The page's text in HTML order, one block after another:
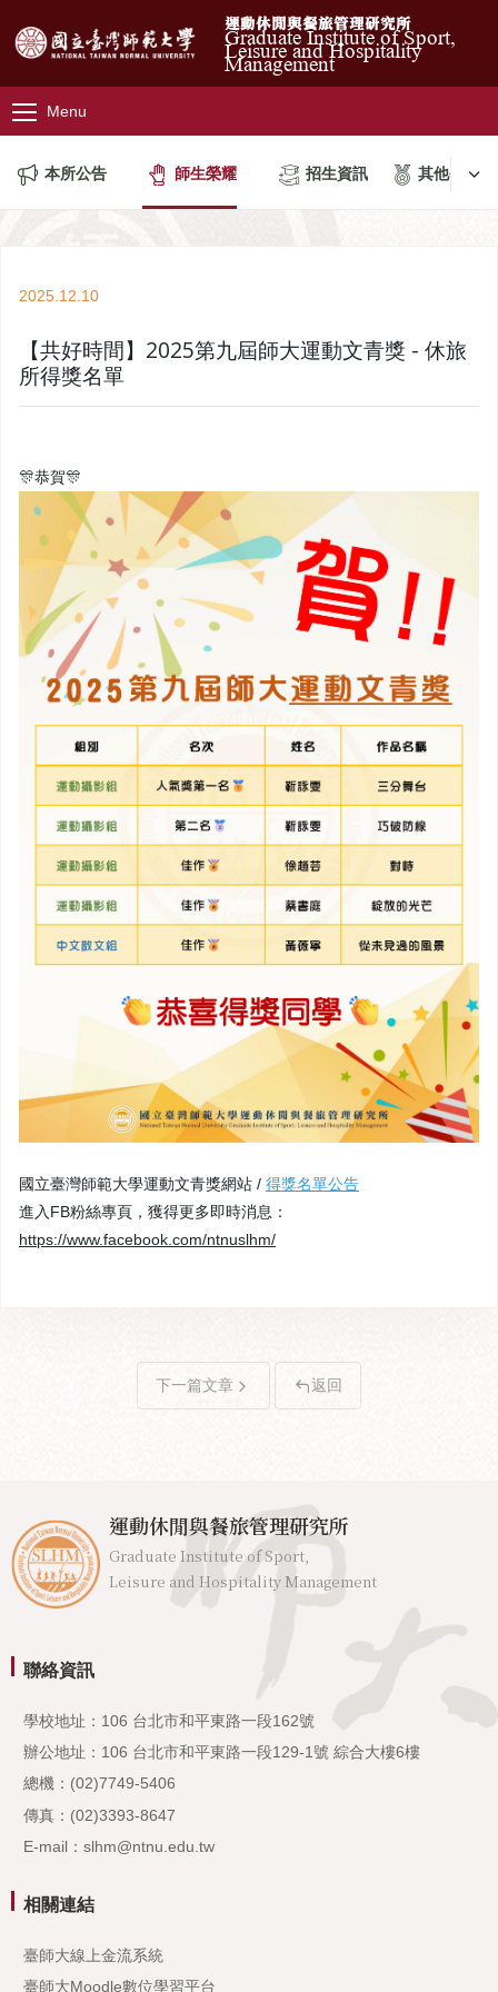
運動休閒與餐旅管理研究所
Graduate Institute of Sport,
Leisure and Hospitality
Management
Menu
本所公告 師生榮耀 招生資訊 其他公告
2025.12.10
【共好時間】2025第九屆師大運動文青獎 - 休旅
所得獎名單
🎊恭賀🎊
國立臺灣師範大學運動文青獎網站 / 得獎名單公告
進入FB粉絲專頁，獲得更多即時消息：
https://www.facebook.com/ntnuslhm/
下一篇文章 返回
運動休閒與餐旅管理研究所
Graduate Institute of Sport,
Leisure and Hospitality Management
聯絡資訊
學校地址：106 台北市和平東路一段162號
辦公地址：106 台北市和平東路一段129-1號 綜合大樓6樓
總機：(02)7749-5406
傳真：(02)3393-8647
E-mail：slhm@ntnu.edu.tw
相關連結
臺師大線上金流系統
臺師大Moodle數位學習平台